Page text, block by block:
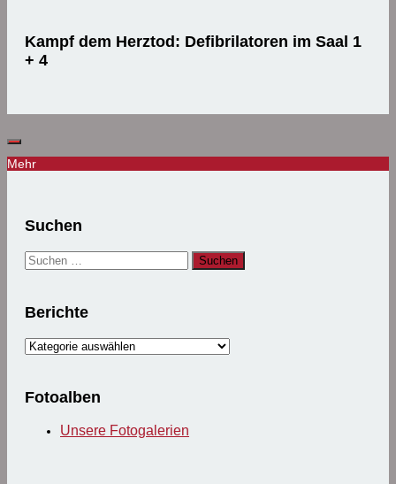
Kampf dem Herztod: Defibrilatoren im Saal 1
+ 4
Mehr
Suchen
Suchen
nach:
Berichte
Berichte
Fotoalben
Unsere Fotogalerien